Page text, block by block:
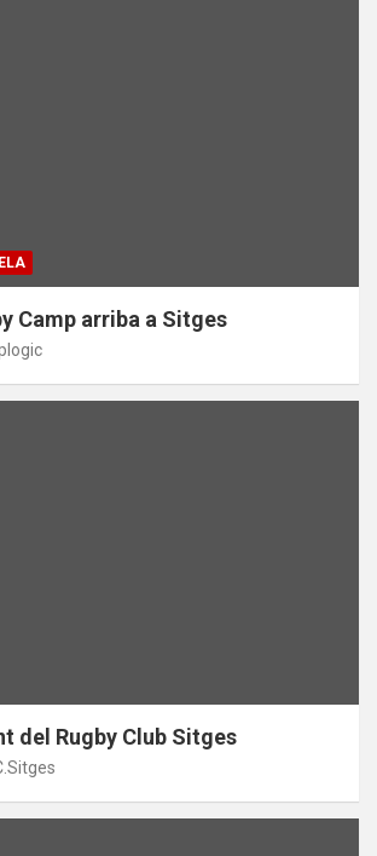
Camp arriba a Sitges
del Rugby Club Sitges